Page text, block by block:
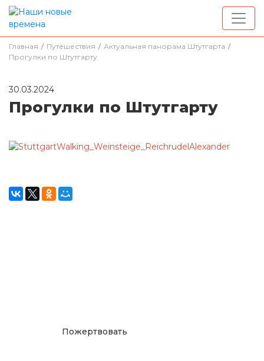
Главная / Путешествия / Актуальная панорама Штутгарта /
Прогулки по Штутгарту
30.03.2024
Прогулки по Штутгарту
Пожертвовать